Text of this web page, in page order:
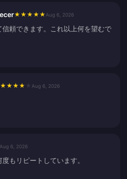
★ ★ ★ ★ ★ Aug 6, 2026
頼できます。これ以上何を望むで
★ ★ ★ ★ Aug 6, 2026
Aug 6, 2026
もリピートしています。